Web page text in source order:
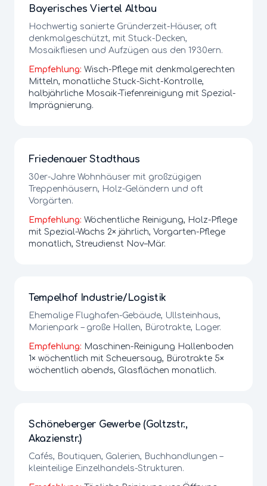
Bayerisches Viertel Altbau
Hochwertig sanierte Gründerzeit-Häuser, oft
denkmalgeschützt, mit Stuck-Decken,
Mosaikfliesen und Aufzügen aus den 1930ern.
Empfehlung: Wisch-Pflege mit denkmalgerechten
Mitteln, monatliche Stuck-Sicht-Kontrolle,
halbjährliche Mosaik-Tiefenreinigung mit Spezial-
Imprägnierung.
Friedenauer Stadthaus
30er-Jahre Wohnhäuser mit großzügigen
Treppenhäusern, Holz-Geländern und oft
Vorgärten.
Empfehlung: Wöchentliche Reinigung, Holz-Pflege
mit Spezial-Wachs 2× jährlich, Vorgarten-Pflege
monatlich, Streudienst Nov–Mär.
Tempelhof Industrie/Logistik
Ehemalige Flughafen-Gebäude, Ullsteinhaus,
Marienpark – große Hallen, Bürotrakte, Lager.
Empfehlung: Maschinen-Reinigung Hallenboden
1× wöchentlich mit Scheuersaug, Bürotrakte 5×
wöchentlich abends, Glasflächen monatlich.
Schöneberger Gewerbe (Goltzstr.,
Akazienstr.)
Cafés, Boutiquen, Galerien, Buchhandlungen –
kleinteilige Einzelhandels-Strukturen.